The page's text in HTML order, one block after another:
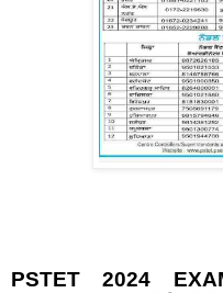
PSTET 2024